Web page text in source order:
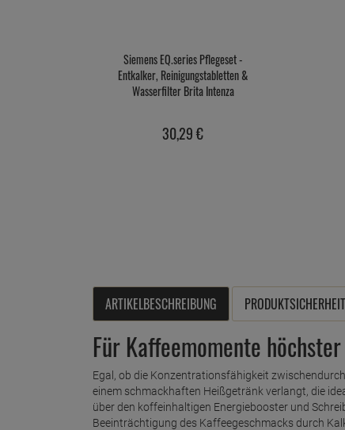
Siemens EQ.series Pflegeset -
Entkalker, Reinigungstabletten &
Wasserfilter Brita Intenza
30,29€
ARTIKELBESCHREIBUNG PRODUKTSICHERHEIT
Für Kaffeemomente
Egal, ob die Konzentrationsfähigkeit
einem schmackhaften Heißgetränk verlangt, die
über den koffeinhaltigen Energiebooster und
Beeinträchtigung des Kaffeegeschmacks durch